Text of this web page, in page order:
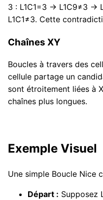
3 : L1C1=3 → L1C9≠3
L1C1≠3. Cette
Chaînes XY
Boucles à travers des
cellule partage un
sont étroitement liées à
chaînes plus longues.
Exemple Visuel
Une simple Boucle Nice
Départ : Supposez